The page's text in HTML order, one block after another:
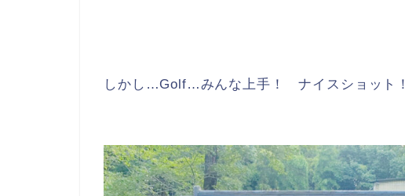
しかし…Golf…みんな上手！ ナイスショット！